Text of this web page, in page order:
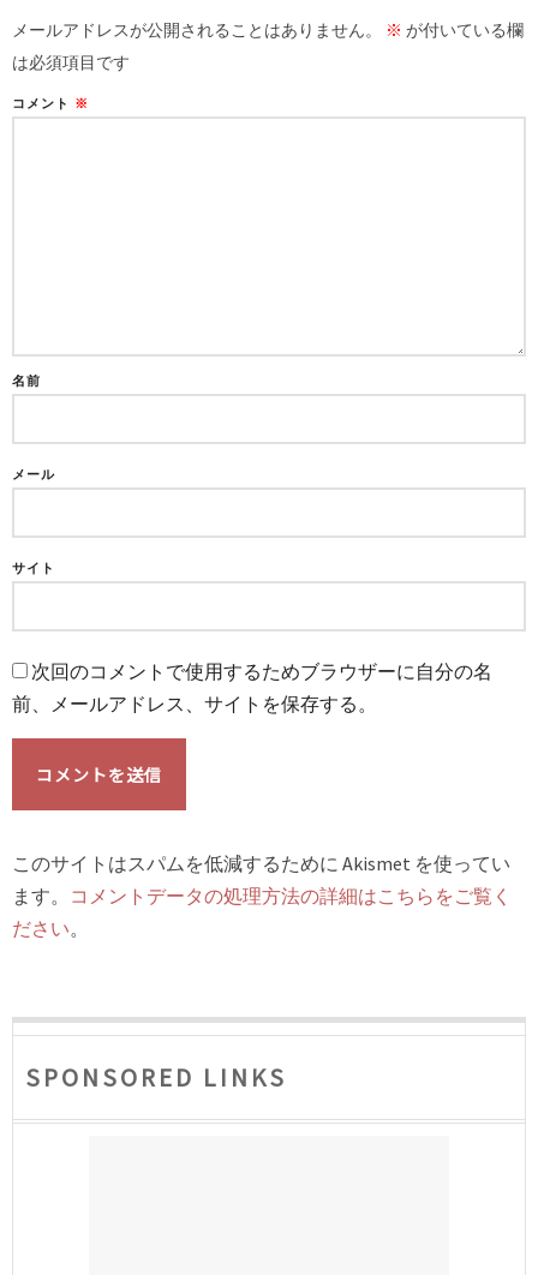
メールアドレスが公開されることはありません。 ※ が付いている欄
は必須項目です
コメント ※
名前
メール
サイト
次回のコメントで使用するためブラウザーに自分の名
前、メールアドレス、サイトを保存する。
このサイトはスパムを低減するために Akismet を使ってい
ます。 コメントデータの処理方法の詳細はこちらをご覧く
ださい。
SPONSORED LINKS